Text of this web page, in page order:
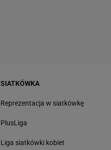
SIATKÓWKA
Reprezentacja w siatkówkę
PlusLiga
Liga siatkówki kobiet